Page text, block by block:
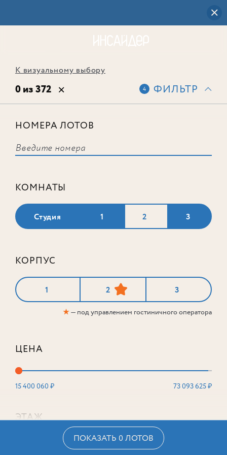
К визуальному выбору
0 из 372 4 ФИЛЬТР
НОМЕРА ЛОТОВ
КОМНАТЫ
Студия 1 2 3
КОРПУС
1 2 3
★— под управлением гостиничного оператора
ЦЕНА
15 400 060 ₽ 73 093 625 ₽
ЭТАЖ
ПОКАЗАТЬ 0 ЛОТОВ
соответствует ни одного лота